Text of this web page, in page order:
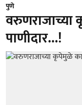
पुणे
वरुणराजाच्या
पाणीदार...!